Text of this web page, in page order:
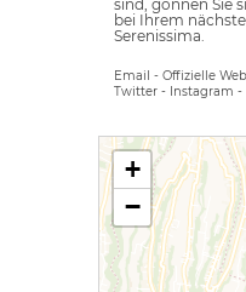
sind, gönnen Sie
bei Ihrem
Serenissima.
Email - Offizielle
Twitter - Instagram -
+
−